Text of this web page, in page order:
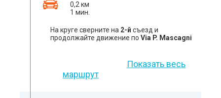
0,2 км
1 мин.
На круге сверните на 2-й съезд и
продолжайте движение по Via P. Mascagni
Показать весь
маршрут